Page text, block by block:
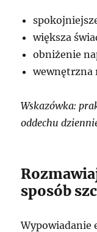
większa
obniżenie
wewnętrzna
Wskazówka:
oddechu
sposób
Wypowiadanie